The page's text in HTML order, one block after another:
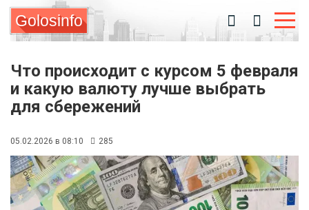
Golosinfo
Что происходит с курсом 5 февраля
и какую валюту лучше выбрать
для сбережений
05.02.2026 в 08:10 285